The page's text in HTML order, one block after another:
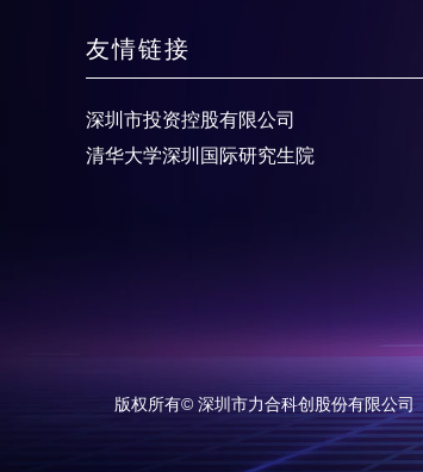
友情链接
深圳市投资控股有限公司
清华大学深圳国际研究生院
版权所有© 深圳市力合科创股份有限公司